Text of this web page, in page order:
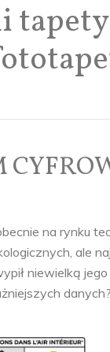
na rynku
ale
niewielką
danych?